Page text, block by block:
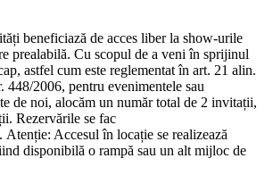
beneficiază de acces liber la show-urile
prealabilă. Cu scopul de a veni în sprijinul
astfel cum este reglementat în art. 21 alin.
448/2006, pentru evenimentele sau
de noi, alocăm un număr total de 2 invitații,
Rezervările se fac
. Atenție: Accesul în locație se realizează
disponibilă o rampă sau un alt mijloc de